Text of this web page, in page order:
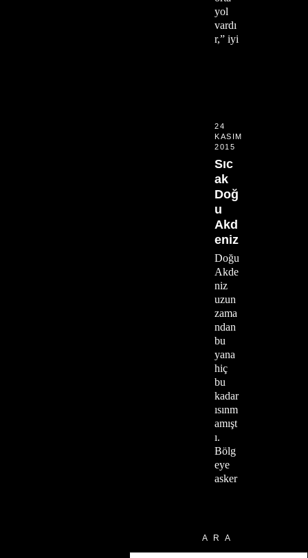
yol
vardı
r,” iyi
24
KASIM
2015
Sıc
ak
Doğ
u
Akd
eniz
Doğu
Akde
niz
uzun
zama
ndan
bu
yana
hiç
bu
kadar
ısınm
amışt
ı.
Bölg
eye
asker
ARA